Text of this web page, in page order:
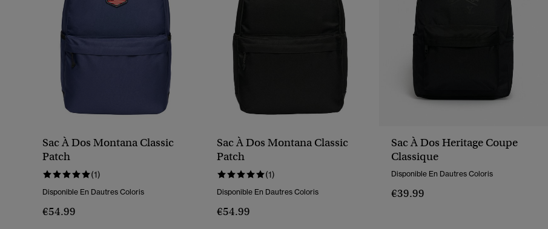
Sac À Dos Montana Classic
Patch
(1)
Disponible En Dautres Coloris
€54.99
Sac À Dos Montana Classic
Patch
(1)
Disponible En Dautres Coloris
€54.99
Sac À Dos Heritage Coupe
Classique
Disponible En Dautres Coloris
€39.99